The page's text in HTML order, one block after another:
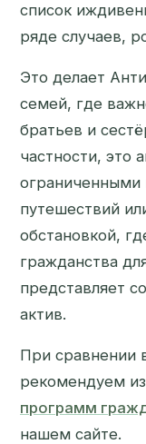
список
ряде случаев,
Это делает
семей, где
братьев и
частности, это
ограниченными
путешествий
обстановкой,
гражданства
представляет
актив.
При сравнении
рекомендуем
программ
нашем сайте.